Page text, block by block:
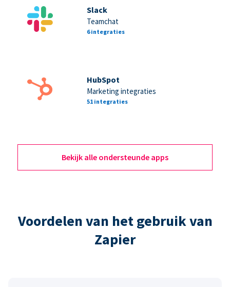
Slack
Teamchat
6 integraties
HubSpot
Marketing integraties
51 integraties
Bekijk alle ondersteunde apps
Voordelen van het gebruik van
Zapier